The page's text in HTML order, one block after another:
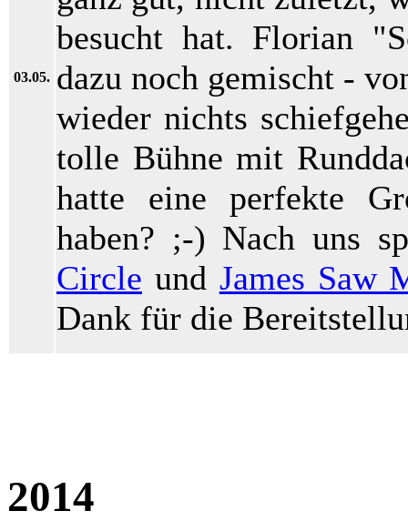
03.05.
besucht hat. Florian
dazu noch gemischt -
wieder nichts
tolle Bühne mit
hatte eine perfekte
haben? ;-) Nach uns
Circle und James Saw
Dank für die
2014